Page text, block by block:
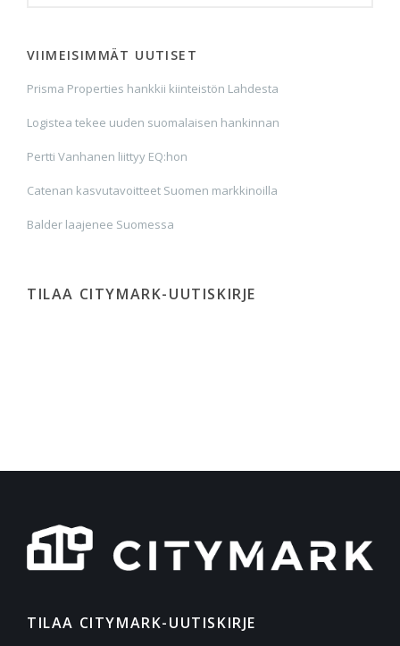
VIIMEISIMMÄT UUTISET
Prisma Properties hankkii kiinteistön Lahdesta
Logistea tekee uuden suomalaisen hankinnan
Pertti Vanhanen liittyy EQ:hon
Catenan kasvutavoitteet Suomen markkinoilla
Balder laajenee Suomessa
TILAA CITYMARK-UUTISKIRJE
TILAA CITYMARK-UUTISKIRJE